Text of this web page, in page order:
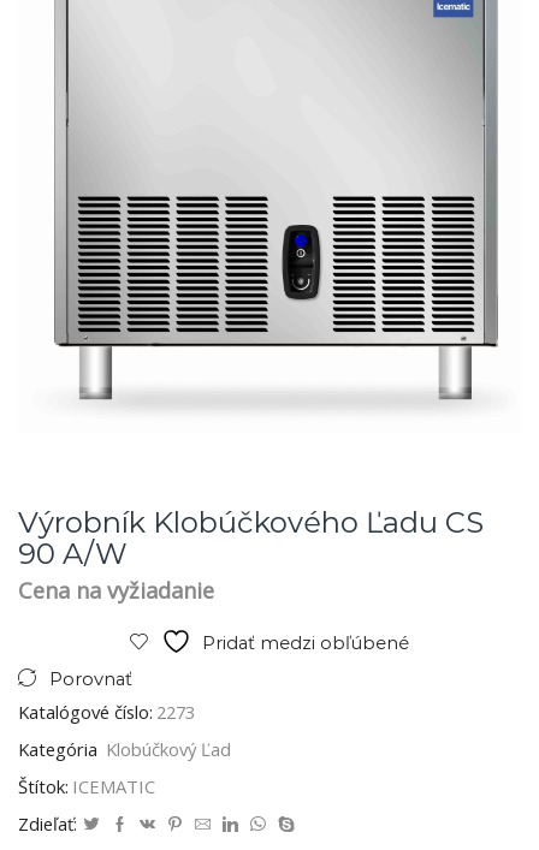
Výrobník Klobúčkového Ľadu CS
90 A/W
Cena na vyžiadanie
Pridať medzi obľúbené
Porovnať
Katalógové číslo: 2273
Kategória Klobúčkový Ľad
Štítok: ICEMATIC
Zdieľať: